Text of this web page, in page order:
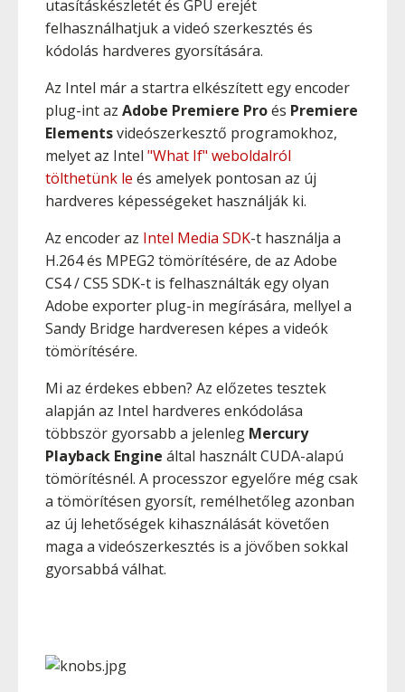
utasításkészletét és GPU erejét
felhasználhatjuk a videó szerkesztés és
kódolás hardveres gyorsítására.
Az Intel már a startra elkészített egy encoder
plug-int az Adobe Premiere Proés Premiere
Elementsvideószerkesztő programokhoz,
melyet az Intel "What If" weboldalról
tölthetünk le és amelyek pontosan az új
hardveres képességeket használják ki.
Az encoder az Intel Media SDK-t használja a
H.264 és MPEG2 tömörítésére, de az Adobe
CS4 / CS5 SDK-t is felhasználták egy olyan
Adobe exporter plug-in megírására, mellyel a
Sandy Bridge hardveresen képes a videók
tömörítésére.
Mi az érdekes ebben? Az előzetes tesztek
alapján az Intel hardveres enkódolása
többször gyorsabb a jelenleg Mercury
Playback Engine által használt CUDA-alapú
tömörítésnél. A processzor egyelőre még csak
a tömörítésen gyorsít, remélhetőleg azonban
az új lehetőségek kihasználását követően
maga a videószerkesztés is a jövőben sokkal
gyorsabbá válhat.